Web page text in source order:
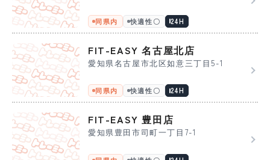
同県内 快適性〇 24H
FIT-EASY 名古屋北店
愛知県名古屋市北区如意三丁目5-1
同県内 快適性〇 24H
FIT-EASY 豊田店
愛知県豊田市司町一丁目7-1